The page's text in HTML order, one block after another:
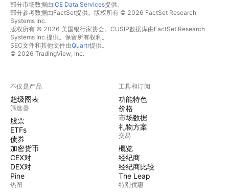
部分市场数据由ICE Data Services提供。
部分参考数据由FactSet提供。版权所有 © 2026 FactSet Research
Systems Inc.
版权所有 © 2026 美国银行家协会。CUSIP数据库由FactSet Research
Systems Inc.提供。保留所有权利。
SEC文件和其他文件由Quartr提供。
© 2026 TradingView, Inc.
不仅是产品
超级图表
筛选器
股票
ETFs
债券
加密货币
CEX对
DEX对
Pine
热图
工具和订阅
功能特色
价格
市场数据
礼物方案
交易
概览
经纪商
经纪商比较
The Leap
特别优惠